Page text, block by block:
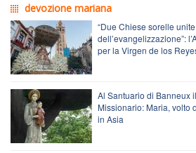
devozione mariana
“Due Chiese sorelle
dell’evangelizzazione”:
per la Virgen de los
Al Santuario di Banneux
Missionario: Maria, volto
in Asia